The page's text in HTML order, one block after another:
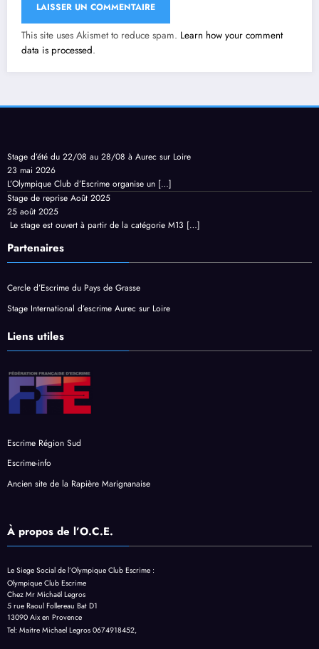
This site uses Akismet to reduce spam. Learn how your comment
data is processed.
Stage d’été du 22/08 au 28/08 à Aurec sur Loire
23 mai 2026
L’Olympique Club d’Escrime organise un […]
Stage de reprise Août 2025
25 août 2025
Le stage est ouvert à partir de la catégorie M13 […]
Partenaires
Cercle d’Escrime du Pays de Grasse
Stage International d’escrime Aurec sur Loire
Liens utiles
Escrime Région Sud
Escrime-info
Ancien site de la Rapière Marignanaise
À propos de l’O.C.E.
Le Siege Social de l’Olympique Club Escrime :
Olympique Club Escrime
Chez Mr Michaël Legros
5 rue Raoul Follereau Bat D1
13090 Aix en Provence
Tel: Maitre Michael Legros 0674918452,